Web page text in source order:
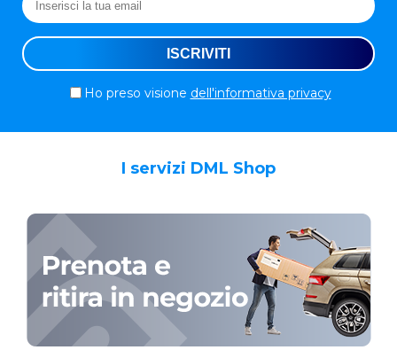
Ho preso visione dell'informativa privacy
I servizi DML Shop